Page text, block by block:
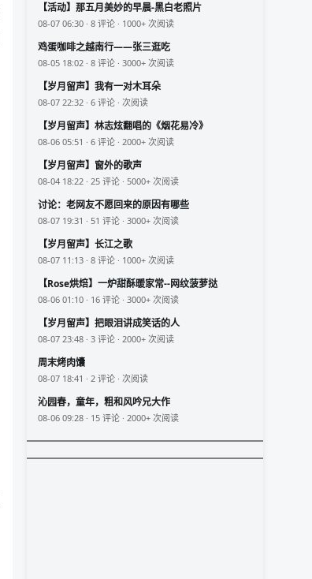
【活动】那五月美妙的早晨-黑白老照片
08-07 06:30 · 8 评论 · 1000+ 次阅读
鸡蛋咖啡之越南行——张三逛吃
08-05 18:02 · 8 评论 · 3000+ 次阅读
【岁月留声】我有一对木耳朵
08-07 22:32 · 6 评论 · 次阅读
【岁月留声】林志炫翻唱的《烟花易冷》
08-06 05:51 · 6 评论 · 2000+ 次阅读
【岁月留声】窗外的歌声
08-04 18:22 · 25 评论 · 5000+ 次阅读
讨论：老网友不愿回来的原因有哪些
08-07 19:31 · 51 评论 · 3000+ 次阅读
【岁月留声】长江之歌
08-07 11:13 · 8 评论 · 1000+ 次阅读
【Rose烘焙】一炉甜酥暖家常--网纹菠萝挞
08-06 01:10 · 16 评论 · 3000+ 次阅读
【岁月留声】把眼泪讲成笑话的人
08-07 23:48 · 3 评论 · 2000+ 次阅读
周末烤肉馕
08-07 18:41 · 2 评论 · 次阅读
沁园春，童年，粗和风吟兄大作
08-06 09:28 · 15 评论 · 2000+ 次阅读